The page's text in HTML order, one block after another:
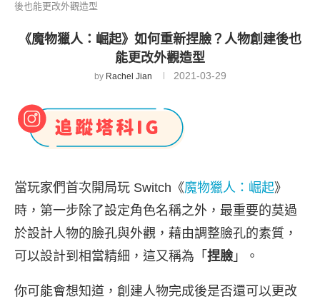
後也能更改外觀造型
《魔物獵人：崛起》如何重新捏臉？人物創建後也
能更改外觀造型
by Rachel Jian 2021-03-29
當玩家們首次開局玩 Switch《魔物獵人：崛起》
時，第一步除了設定角色名稱之外，最重要的莫過
於設計人物的臉孔與外觀，藉由調整臉孔的素質，
可以設計到相當精細，這又稱為「 捏臉 」。
你可能會想知道，創建人物完成後是否還可以更改